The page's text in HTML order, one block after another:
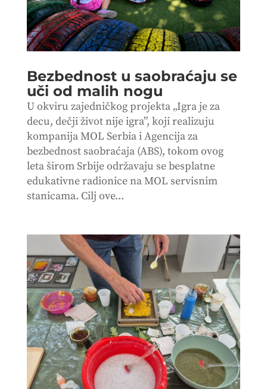
Bezbednost u saobraćaju se
uči od malih nogu
U okviru zajedničkog projekta „Igra je za
decu, dečji život nije igra”, koji realizuju
kompanija MOL Serbia i Agencija za
bezbednost saobraćaja (ABS), tokom ovog
leta širom Srbije održavaju se besplatne
edukativne radionice na MOL servisnim
stanicama. Cilj ove...